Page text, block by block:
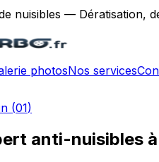
nuisibles — Dératisation,
photosNos services
(01)
anti-nuisibles